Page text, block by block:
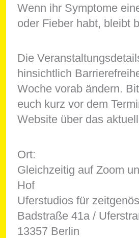
Wenn ihr Symptome
oder Fieber habt, bleibt
Die
hinsichtlich
Woche vorab ändern.
euch kurz vor dem
Website über das
Ort:
Gleichzeitig auf Zoom
Hof
Uferstudios für
Badstraße 41a /
13357 Berlin